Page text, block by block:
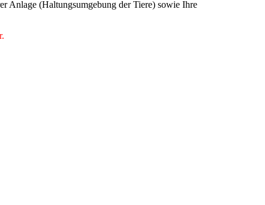
Anlage (Haltungsumgebung der Tiere) sowie Ihre